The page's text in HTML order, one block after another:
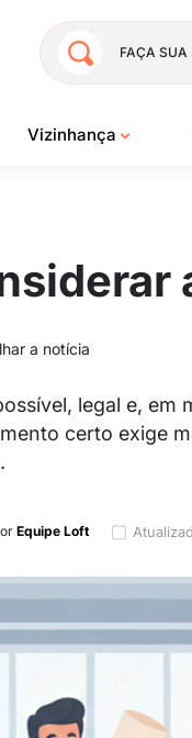
FAÇA SUA
Vizinhança
a notícia
legal e,
certo exige
Equipe Loft